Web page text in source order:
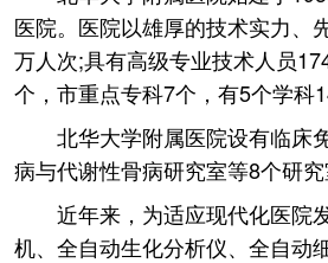
医院。医院以雄厚的技术实力、
万人次;具有高级专业技术人员
个，市重点专科7个，有5个学科
北华大学附属医院设有临床
病与代谢性骨病研究室等8个研
近年来，为适应现代化医院
机、全自动生化分析仪、全自动